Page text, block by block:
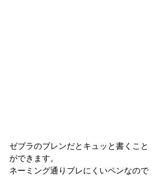
ゼブラのブレンだとキュッと書くこと
ができます。
ネーミング通りブレにくいペンなので